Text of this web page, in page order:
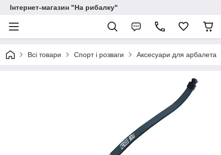
Інтернет-магазин "На рибалку"
Всі товари Спорт і розваги Аксесуари для арбалета